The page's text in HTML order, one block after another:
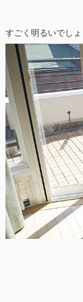
すごく明るいでしょ